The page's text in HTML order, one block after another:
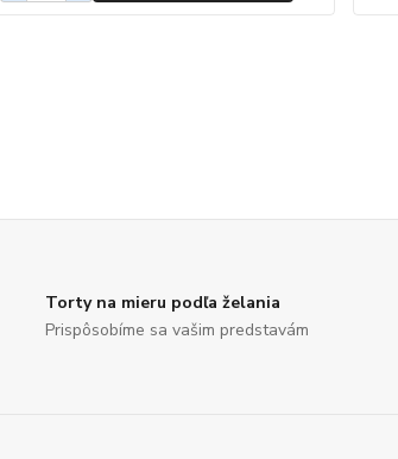
Torty na mieru podľa želania
Prispôsobíme sa vašim predstavám